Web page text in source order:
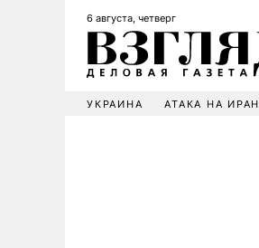
6 августа, четверг
УКРАИНА АТАКА НА ИРАН